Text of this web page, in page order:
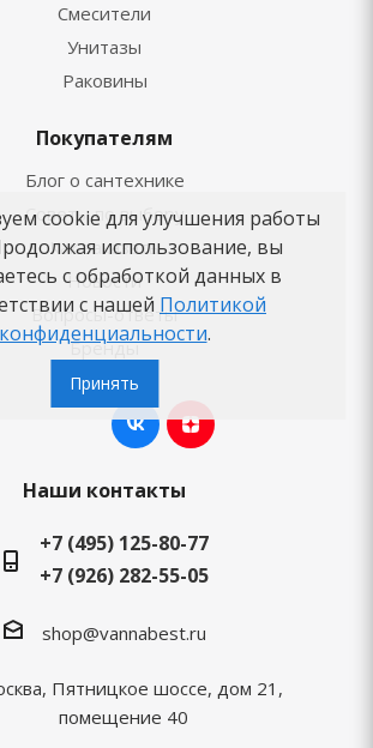
Смесители
Унитазы
Раковины
Покупателям
Блог о сантехнике
Советы по выбору
Как заказать
Новости
Вопросы-ответы
Бренды
Наши контакты
+7 (495) 125-80-77
+7 (926) 282-55-05
shop@vannabest.ru
Пятницкое шоссе, дом 21,
помещение 40
cookie для улучшения работы
использование, вы
с обработкой данных в
с нашей Политикой
конфиденциальности.
Принять